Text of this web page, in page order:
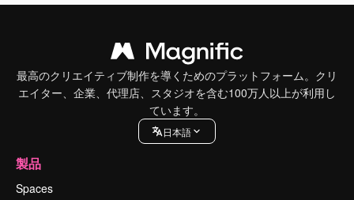
最高のクリエイティブ制作を導くためのプラットフォーム。クリ
エイター、企業、代理店、スタジオを含む100万人以上が利用し
ています。
日本語
製品
Spaces